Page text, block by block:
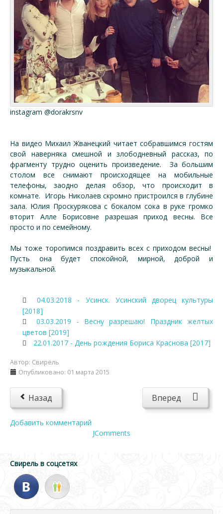
instagram @dorakrsnv
На видео Михаил Жванецкий читает собравшимся гостям
свой наверняка смешной и злободневный рассказ, по
фрагменту трудно оценить произведение. За большим
столом все снимают происходящее на мобильные
телефоны, заодно делая обзор, что происходит в
комнате. Игорь Николаев скромно пристроился в глубине
зала. Юлия Проскурякова с бокалом сока в руке громко
вторит Алле Борисовне разрешая приход весны. Все
просто и по семейному.
Мы тоже торопимся поздравить всех с приходом весны!
Пусть она будет спокойной, мирной, доброй и
музыкальной.
04.03.2018 - Усинск. Усинский дворец культуры
[2018]
03.03.2019 - Весну разрешаю! Праздник желтых
цветов [2019]
22.01.2017 - День рождения Бориса Краснова [2017]
Автор: Свирель
Опубликовано: 01 марта 2015
Назад Вперед
Добавить комментарий
JComments
Свирель в соцсетях